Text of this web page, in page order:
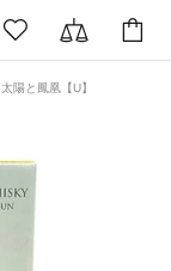
陽と鳳凰【U】